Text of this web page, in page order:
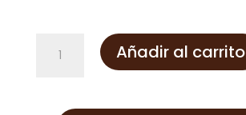
crines
Añadir al carrito